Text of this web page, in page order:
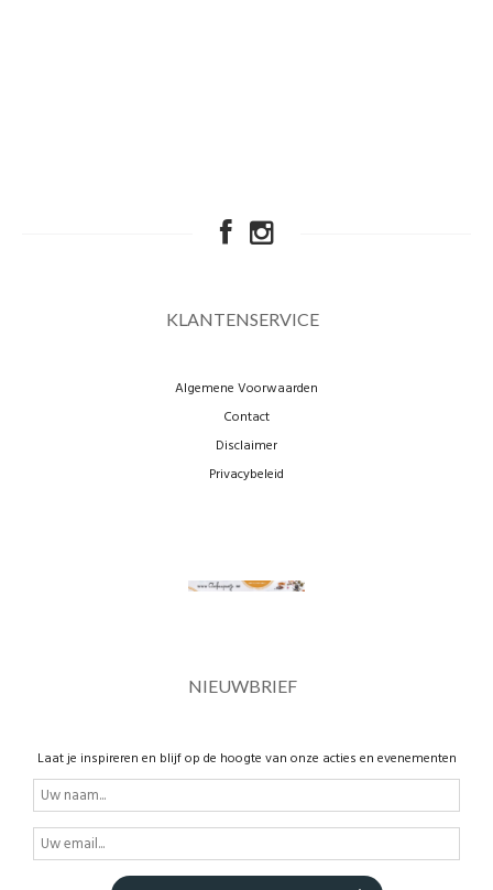
KLANTENSERVICE
Algemene Voorwaarden
Contact
Disclaimer
Privacybeleid
NIEUWBRIEF
Laat je inspireren en blijf op de hoogte van onze acties en evenementen